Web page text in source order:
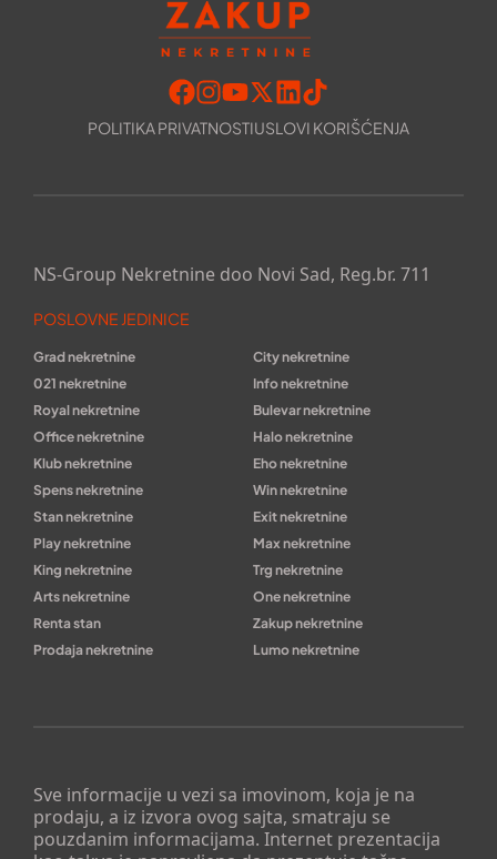
POLITIKA PRIVATNOSTIUSLOVI KORIŠĆENJA
Sve informacije u vezi sa imovinom, koja je na
prodaju, a iz izvora ovog sajta, smatraju se
pouzdanim informacijama. Internet prezentacija
NS-Group Nekretnine doo Novi Sad, Reg.br. 711
POSLOVNE JEDINICE
Grad nekretnine
City nekretnine
021 nekretnine
Info nekretnine
Royal nekretnine
Bulevar nekretnine
Office nekretnine
Halo nekretnine
Klub nekretnine
Eho nekretnine
Spens nekretnine
Win nekretnine
Stan nekretnine
Exit nekretnine
Play nekretnine
Max nekretnine
King nekretnine
Trg nekretnine
Arts nekretnine
One nekretnine
Renta stan
Zakup nekretnine
Prodaja nekretnine
Lumo nekretnine